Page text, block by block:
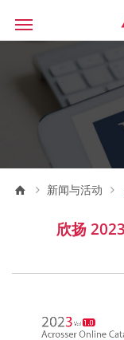
新闻与活动
欣扬